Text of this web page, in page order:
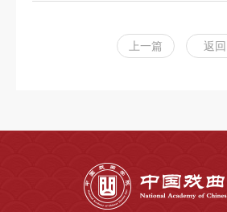
上一篇 返回